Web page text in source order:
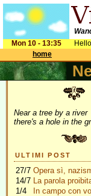
Mon 10 - 13:35
home
Near a tree by a river
there's a hole in the
ULTIMI POST
27/7 Opera sì,
14/7 La parola
1/4
In campo con